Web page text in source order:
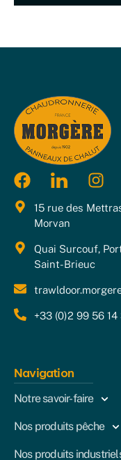
15 rue des
Morvan
Quai Surcouf,
Saint-Brieuc
+33 (0)2 99 56 14
Navigation
Notre savoir-faire
Nos produits pêche
Nos produits